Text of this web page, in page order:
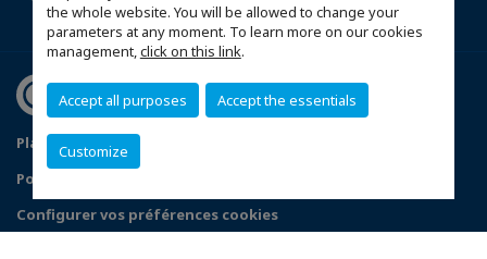
the whole website. You will be allowed to change your
parameters at any moment. To learn more on our cookies
management,click on this link.
Accept all purposes Accept the essentials
Customize
Plan du site
Mentions légales
Politique de confidentialité
Configurer vos préférences cookies